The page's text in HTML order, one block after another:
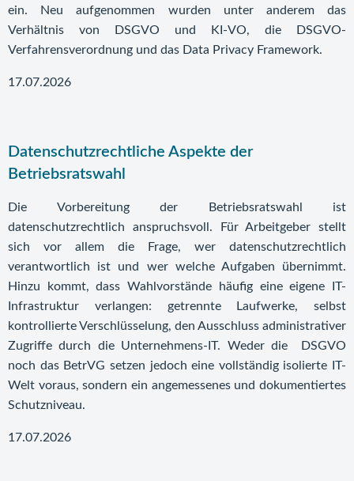
ein. Neu aufgenommen wurden unter anderem das
Verhältnis von DSGVO und KI-VO, die DSGVO-
Verfahrensverordnung und das Data Privacy Framework.
17.07.2026
Datenschutzrechtliche Aspekte der
Betriebsratswahl
Die Vorbereitung der Betriebsratswahl ist
datenschutzrechtlich anspruchsvoll. Für Arbeitgeber stellt
sich vor allem die Frage, wer datenschutzrechtlich
verantwortlich ist und wer welche Aufgaben übernimmt.
Hinzu kommt, dass Wahlvorstände häufig eine eigene IT-
Infrastruktur verlangen: getrennte Laufwerke, selbst
kontrollierte Verschlüsselung, den Ausschluss administrativer
Zugriffe durch die Unternehmens-IT. Weder die DSGVO
noch das BetrVG setzen jedoch eine vollständig isolierte IT-
Welt voraus, sondern ein angemessenes und dokumentiertes
Schutzniveau.
17.07.2026